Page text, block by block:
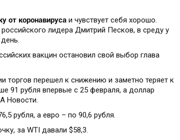
от коронавируса и чувствует себя хорошо.
лидера Дмитрий Песков, в среду у
вакцин остановил свой выбор глава
торгов перешел к снижению и заметно теряет к
91 рубля впервые с 25 февраля, а доллар
Новости.
рубля, а евро – по 90,6 рубля.
за WTI давали $58,3.